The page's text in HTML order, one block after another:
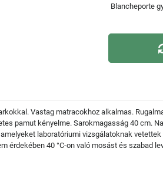
Blancheporte
Vastag matracokhoz alkalmas.
pamut kényelme. Sarokmagasság 40 cm.
laboratóriumi vizsgálatoknak
érdekében 40 °C-on való mosást és szabad